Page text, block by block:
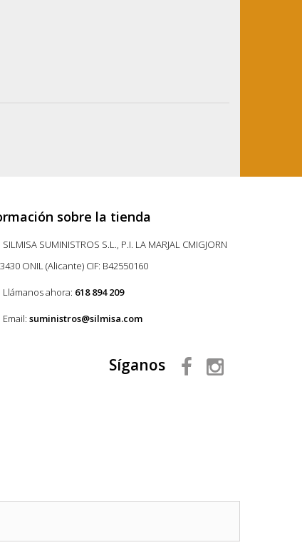
sobre la tienda
SILMISA SUMINISTROS S.L., P.I. LA MARJAL CMIGJORN
ONIL (Alicante) CIF: B42550160
Llámanos ahora: 618 894 209
Email: suministros@silmisa.com
Síganos